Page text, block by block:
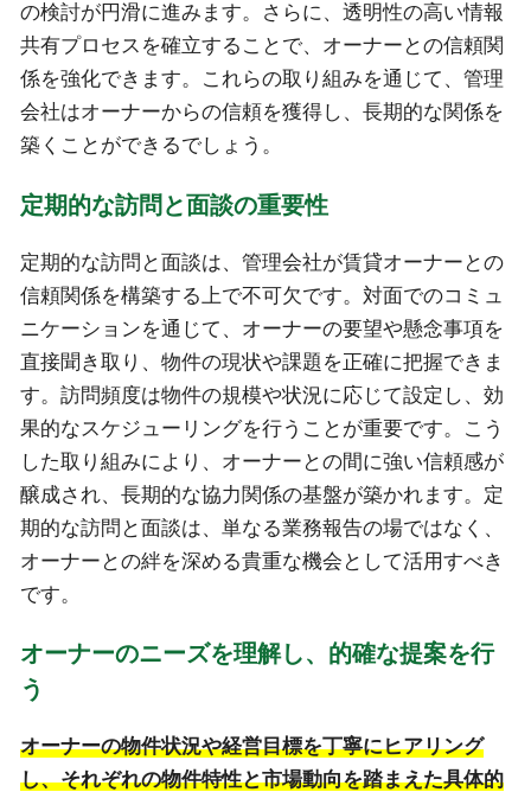
の検討が円滑に進みます。さらに、透明性の高い情報
共有プロセスを確立することで、オーナーとの信頼関
係を強化できます。これらの取り組みを通じて、管理
会社はオーナーからの信頼を獲得し、長期的な関係を
築くことができるでしょう。
定期的な訪問と面談の重要性
定期的な訪問と面談は、管理会社が賃貸オーナーとの
信頼関係を構築する上で不可欠です。対面でのコミュ
ニケーションを通じて、オーナーの要望や懸念事項を
直接聞き取り、物件の現状や課題を正確に把握できま
す。訪問頻度は物件の規模や状況に応じて設定し、効
果的なスケジューリングを行うことが重要です。こう
した取り組みにより、オーナーとの間に強い信頼感が
醸成され、長期的な協力関係の基盤が築かれます。定
期的な訪問と面談は、単なる業務報告の場ではなく、
オーナーとの絆を深める貴重な機会として活用すべき
です。
オーナーのニーズを理解し、的確な提案を行
う
オーナーの物件状況や経営目標を丁寧にヒアリング
し、それぞれの物件特性と市場動向を踏まえた具体的